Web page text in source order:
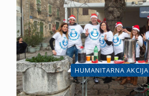
HUMANITARNA AKCIJA